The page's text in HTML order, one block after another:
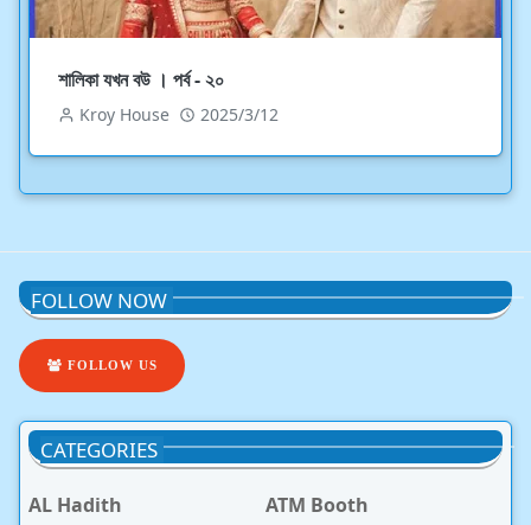
শালিকা যখন বউ । পর্ব - ২০
Kroy House 2025/3/12
FOLLOW NOW
FOLLOW US
CATEGORIES
AL Hadith
ATM Booth